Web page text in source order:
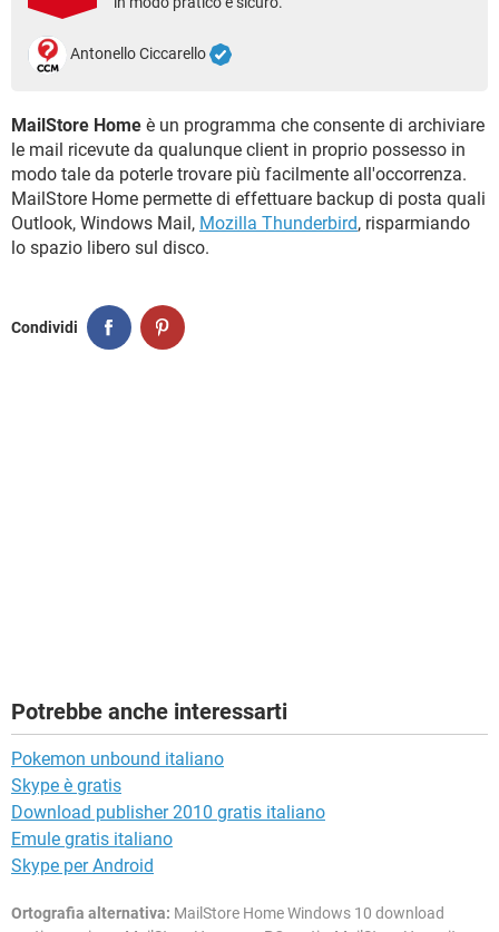
TIKTOK FACEBOOK
HARDWARE
Antonello Ciccarello
MailStore Home è un programma che consente di archiviare
le mail ricevute da qualunque client in proprio possesso in
modo tale da poterle trovare più facilmente all'occorrenza.
MailStore Home permette di effettuare backup di posta quali
Outlook, Windows Mail, Mozilla Thunderbird, risparmiando
lo spazio libero sul disco.
Condividi
Potrebbe anche interessarti
Pokemon unbound italiano
Skype è gratis
Download publisher 2010 gratis italiano
Emule gratis italiano
Skype per Android
Ortografia alternativa: MailStore Home Windows 10 download